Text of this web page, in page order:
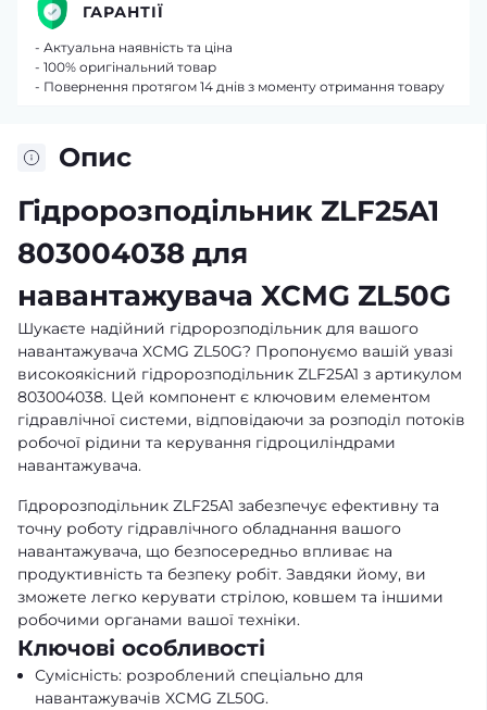
Опис
Гідророзподільник ZLF25A1
803004038 для
навантажувача XCMG ZL50G
Шукаєте надійний гідророзподільник для вашого
навантажувача XCMG ZL50G? Пропонуємо вашій увазі
високоякісний гідророзподільник ZLF25A1 з артикулом
803004038. Цей компонент є ключовим елементом
гідравлічної системи, відповідаючи за розподіл потоків
робочої рідини та керування гідроциліндрами
навантажувача.
Гідророзподільник ZLF25A1 забезпечує ефективну та
точну роботу гідравлічного обладнання вашого
навантажувача, що безпосередньо впливає на
продуктивність та безпеку робіт. Завдяки йому, ви
зможете легко керувати стрілою, ковшем та іншими
робочими органами вашої техніки.
Ключові особливості
Сумісність: розроблений спеціально для
навантажувачів XCMG ZL50G.
ГАРАНТІЇ
- Актуальна наявність та ціна
- 100% оригінальний товар
- Повернення протягом 14 днів з моменту отримання товару